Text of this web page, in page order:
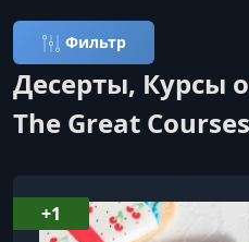
Фильтр
Десерты, Курсы
The Great Courses
+1